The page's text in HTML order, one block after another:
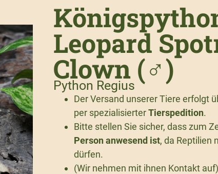
Leopard
Clown (♂)
Python Regius
Der Versand unserer Tiere erfolgt
per spezialisierterTierspedition.
Bitte stellen Sie sicher, dass zum
Person anwesend ist, da Reptilien
dürfen.
(Wir nehmen mit ihnen Kontakt auf)